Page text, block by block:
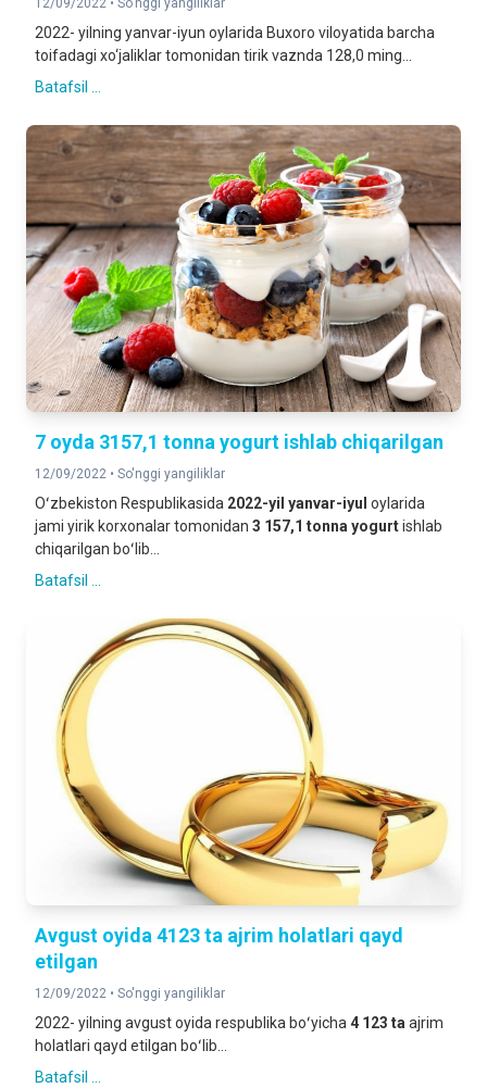
12/09/2022 • So'nggi yangiliklar
2022- yilning yanvar-iyun oylarida Buxoro viloyatida barcha
toifadagi xo‘jaliklar tomonidan tirik vaznda 128,0 ming...
Batafsil ...
7 oyda 3157,1 tonna yogurt ishlab chiqarilgan
12/09/2022 • So'nggi yangiliklar
Oʻzbekiston Respublikasida 2022-yil yanvar-iyul oylarida
jami yirik korxonalar tomonidan 3 157,1 tonna yogurtishlab
chiqarilgan boʻlib...
Batafsil ...
Avgust oyida 4123 ta ajrim holatlari qayd
etilgan
12/09/2022 • So'nggi yangiliklar
2022- yilning avgust oyida respublika boʻyicha4 123 taajrim
holatlari qayd etilgan boʻlib...
Batafsil ...